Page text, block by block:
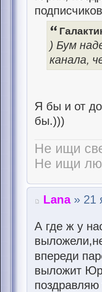
) Бум
канала,
Я бы и от до
бы.)))
Не ищи
Не ищи
Lana» 21
А где ж у
впереди
выложит